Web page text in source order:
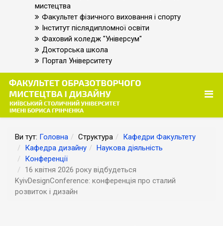
мистецтва
Факультет фізичного виховання і спорту
Інститут післядипломної освіти
Фаховий коледж "Універсум"
Докторська школа
Портал Університету
Ви тут: Головна Структура
Кафедри Факультету
Кафедра дизайну
Наукова діяльність
Конференції
16 квітня 2026 року відбудеться
KyivDesignConference: конференція про сталий
розвиток і дизайн